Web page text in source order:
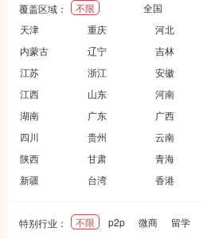
覆盖区域： 不限 全国
天津
重庆 河北
内蒙古
辽宁 吉林
江苏
浙江 安徽
江西
山东 河南
湖南
广东 广西
四川
贵州 云南
陕西
甘肃 青海
新疆
台湾 香港
特别行业： 不限 p2p 微商 留学